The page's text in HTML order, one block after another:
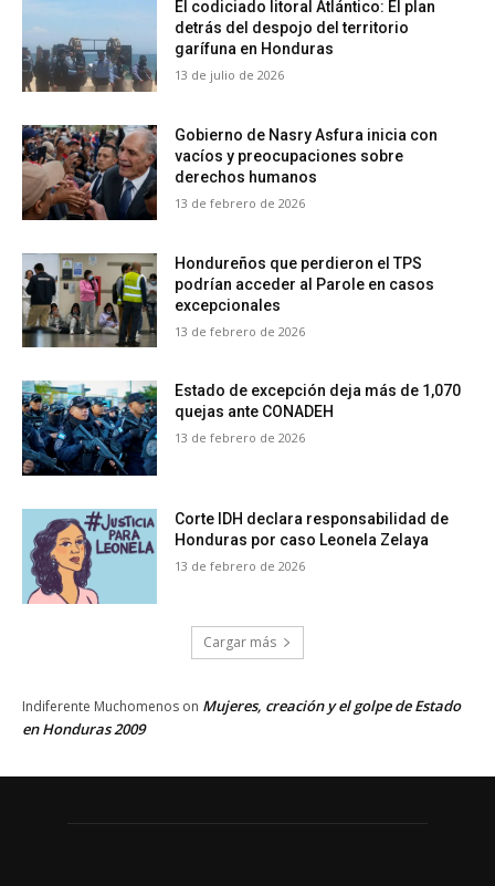
El codiciado litoral Atlántico: El plan
detrás del despojo del territorio
garífuna en Honduras
13 de julio de 2026
Gobierno de Nasry Asfura inicia con
vacíos y preocupaciones sobre
derechos humanos
13 de febrero de 2026
Hondureños que perdieron el TPS
podrían acceder al Parole en casos
excepcionales
13 de febrero de 2026
Estado de excepción deja más de 1,070
quejas ante CONADEH
13 de febrero de 2026
Corte IDH declara responsabilidad de
Honduras por caso Leonela Zelaya
13 de febrero de 2026
Cargar más
Indiferente Muchomenos on Mujeres, creación y el golpe de Estado
en Honduras 2009